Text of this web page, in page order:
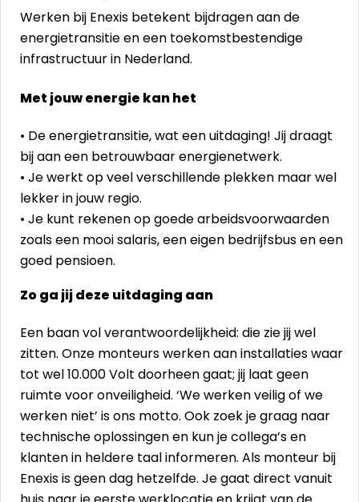
Werken bij Enexis betekent bijdragen aan de
energietransitie en een toekomstbestendige
infrastructuur in Nederland.
Met jouw energie kan het
• De energietransitie, wat een uitdaging! Jij draagt
bij aan een betrouwbaar energienetwerk.
• Je werkt op veel verschillende plekken maar wel
lekker in jouw regio.
• Je kunt rekenen op goede arbeidsvoorwaarden
zoals een mooi salaris, een eigen bedrijfsbus en een
goed pensioen.
Zo ga jij deze uitdaging aan
Een baan vol verantwoordelijkheid: die zie jij wel
zitten. Onze monteurs werken aan installaties waar
tot wel 10.000 Volt doorheen gaat; jij laat geen
ruimte voor onveiligheid. ‘We werken veilig of we
werken niet’ is ons motto. Ook zoek je graag naar
technische oplossingen en kun je collega’s en
klanten in heldere taal informeren. Als monteur bij
Enexis is geen dag hetzelfde. Je gaat direct vanuit